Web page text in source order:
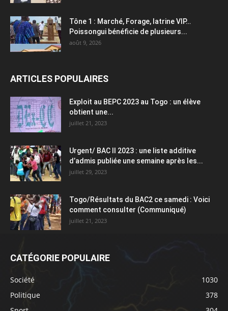
Tône 1 : Marché, Forage, latrine VIP…
Poissongui bénéficie de plusieurs...
août 9, 2026
ARTICLES POPULAIRES
Exploit au BEPC 2023 au Togo : un élève
obtient une...
juillet 21, 2023
Urgent/ BAC II 2023 : une liste additive
d’admis publiée une semaine après les...
juillet 29, 2023
Togo/Résultats du BAC2 ce samedi : Voici
comment consulter (Communiqué)
juillet 21, 2023
CATÉGORIE POPULAIRE
Société
1030
Politique
378